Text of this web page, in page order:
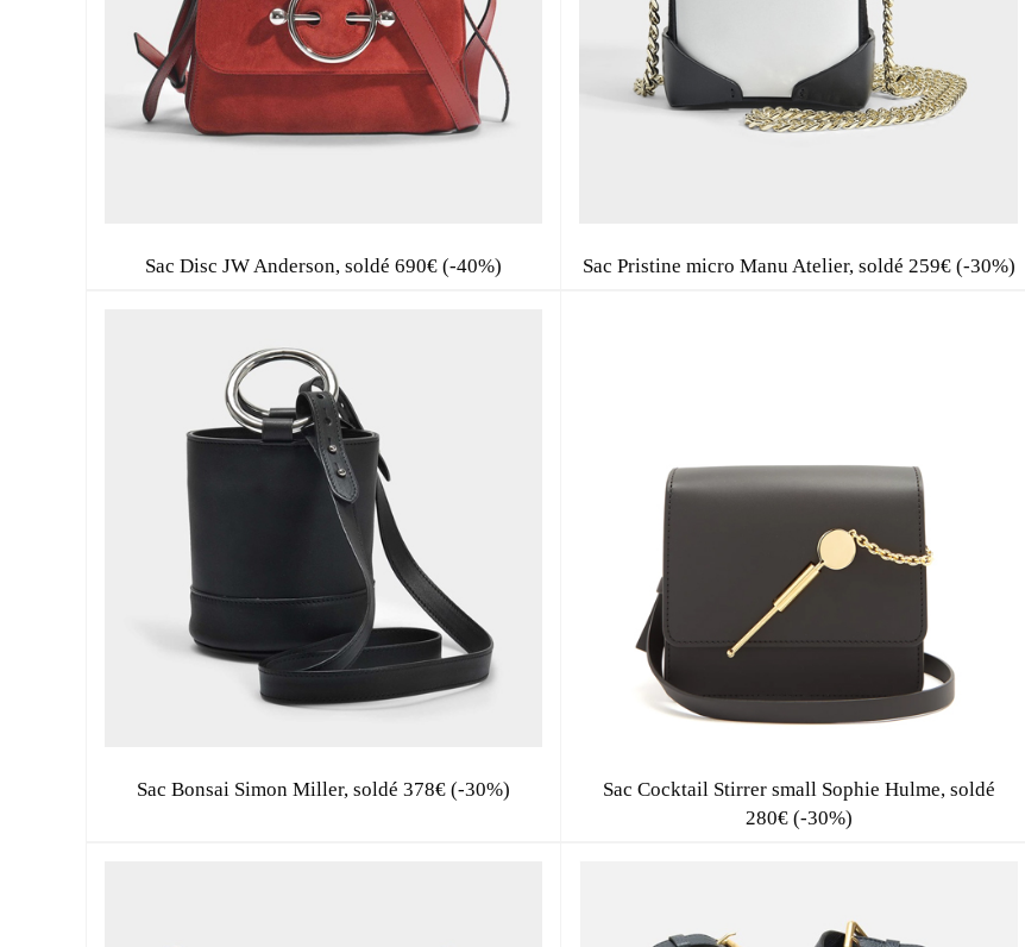
Sac Disc JW Anderson, soldé 690€ (-40%) Sac Pristine micro Manu Atelier, soldé 259€ (-30%)
Sac Bonsai Simon Miller, soldé 378€ (-30%)
Sac Cocktail Stirrer small Sophie Hulme, soldé
280€ (-30%)
Inspirations, style et sélections shopping